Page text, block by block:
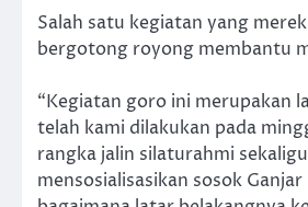
Salah satu kegiatan yang
bergotong royong membantu
“Kegiatan goro ini merupakan
telah kami dilakukan pada
rangka jalin silaturahmi
mensosialisasikan sosok